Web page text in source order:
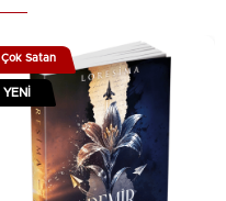
Çok Satan
YENI